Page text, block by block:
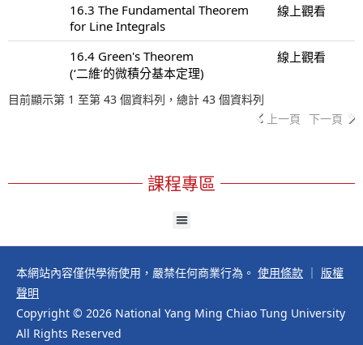
16.3 The Fundamental Theorem
for Line Integrals
線上觀看
16.4 Green's Theorem
(‘二維’的微積分基本定理)
線上觀看
目前顯示第 1 至第 43 個資料列，總計 43 個資料列
上一頁 下一頁
課程專區
本網站內容僅供學術使用，嚴禁任何商業行為。 使用條款
版權
聲明
Copyright © 2026 National Yang Ming Chiao Tung University
All Rights Reserved